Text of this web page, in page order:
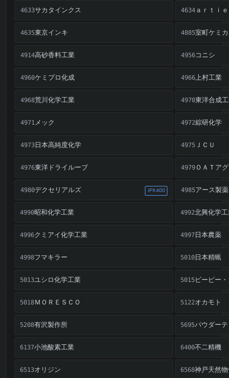
4633サカタインクス 4634ａｒｔｉ
4635東京インキ 4885室町ケミ
4914高砂香料工業 4956コニシ
4960ケミプロ化成 4966上村工業
4968荒川化学工業 4970東洋合成
4971メック 4972綜研化学
4973日本高純度化学 4975ＪＣＵ
4976東洋ドライルーブ 4979ＯＡＴア
4980デクセリアルズ JPX400 4985アース製薬
4990昭和化学工業 4992北興化学
4996クミアイ化学工業 4997日本農薬
4998フマキラー 5010日本精蝋
5013ユシロ化学工業 5015ビーピー
5018ＭＯＲＥＳＣＯ 5122オカモト
5208有沢製作所 5695パウダー
6137小池酸素工業 6400不二精機
6513オリジン 6568神戸天然